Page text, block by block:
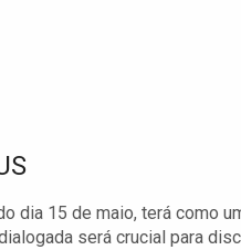
dia 15 de maio, terá como
será crucial para